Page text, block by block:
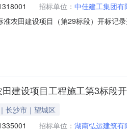
招标单位： 中佳建工集团有
准农田建设项目（第29标段）开标记
限公司;项目负责人:袁耀宇;报价
建设项目工程施工第3标段
长沙市｜望城区
招标单位： 湖南弘运建筑有